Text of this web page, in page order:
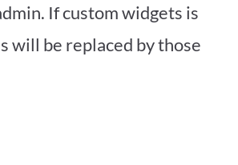
If custom widgets is
will be replaced by those